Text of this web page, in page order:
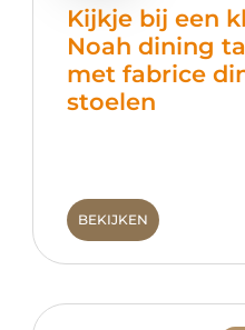
Kijkje bij een
Noah dining
met fabrice
stoelen
BEKIJKEN